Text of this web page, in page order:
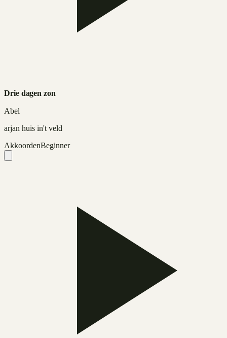
Drie dagen zon
Abel
arjan huis in't veld
AkkoordenBeginner